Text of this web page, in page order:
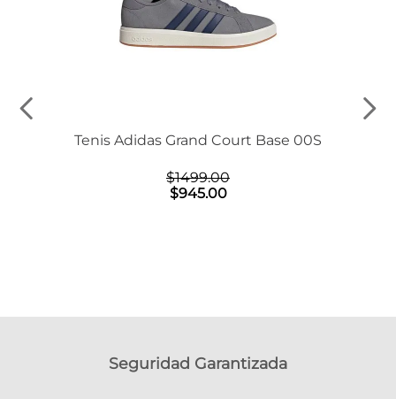
Tenis Adidas Grand Court Base 00S
$1499.00
$945.00
Seguridad Garantizada